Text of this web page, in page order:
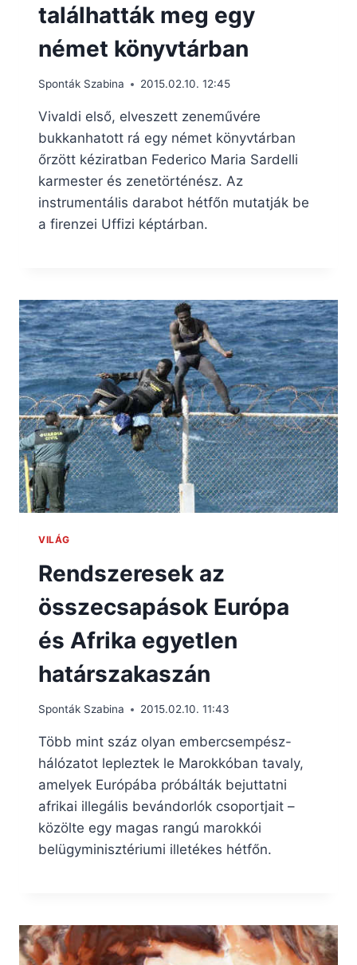
találhatták meg egy
német könyvtárban
Sponták Szabina 2015.02.10. 12:45
Vivaldi első, elveszett zeneművére
bukkanhatott rá egy német könyvtárban
őrzött kéziratban Federico Maria Sardelli
karmester és zenetörténész. Az
instrumentális darabot hétfőn mutatják be
a firenzei Uffizi képtárban.
VILÁG
Rendszeresek az
összecsapások Európa
és Afrika egyetlen
határszakaszán
Sponták Szabina 2015.02.10. 11:43
Több mint száz olyan embercsempész-
hálózatot lepleztek le Marokkóban tavaly,
amelyek Európába próbálták bejuttatni
afrikai illegális bevándorlók csoportjait –
közölte egy magas rangú marokkói
belügyminisztériumi illetékes hétfőn.